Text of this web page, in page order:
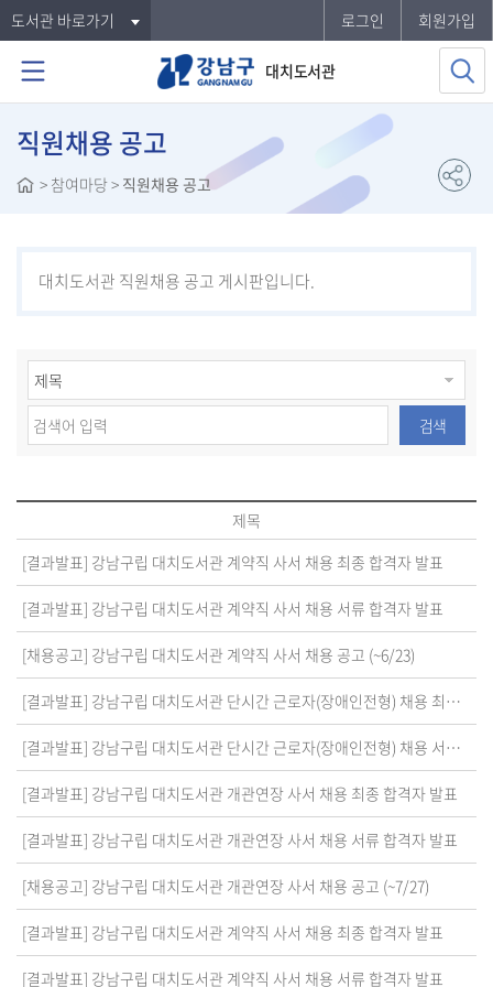
도서관 바로가기 로그인 회원가입
대치도서관
직원채용 공고
> 참여마당> 직원채용 공고
대치도서관 직원채용 공고 게시판입니다.
검색
제목
[결과발표] 강남구립 대치도서관 계약직 사서 채용 최종 합격자 발표
[결과발표] 강남구립 대치도서관 계약직 사서 채용 서류 합격자 발표
[채용공고] 강남구립 대치도서관 계약직 사서 채용 공고 (~6/23)
[결과발표] 강남구립 대치도서관 단시간 근로자(장애인전형) 채용 최종 합격자 발표
[결과발표] 강남구립 대치도서관 단시간 근로자(장애인전형) 채용 서류 합격자 발표
[결과발표] 강남구립 대치도서관 개관연장 사서 채용 최종 합격자 발표
[결과발표] 강남구립 대치도서관 개관연장 사서 채용 서류 합격자 발표
[채용공고] 강남구립 대치도서관 개관연장 사서 채용 공고 (~7/27)
[결과발표] 강남구립 대치도서관 계약직 사서 채용 최종 합격자 발표
[결과발표] 강남구립 대치도서관 계약직 사서 채용 서류 합격자 발표